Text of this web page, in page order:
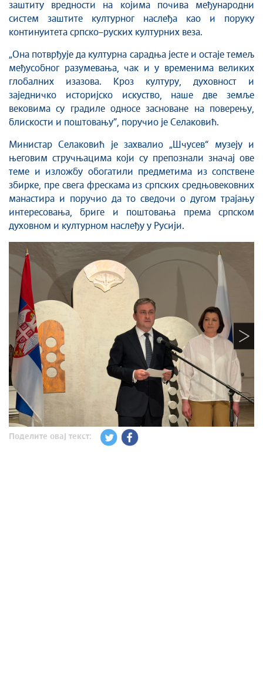
заштиту вредности на којима почива међународни
систем заштите културног наслеђа као и поруку
континуитета српско–руских културних веза.
„Она потврђује да културна сарадња јесте и остаје темељ
међусобног разумевања, чак и у временима великих
глобалних изазова. Кроз културу, духовност и
заједничко историјско искуство, наше две земље
вековима су градиле односе засноване на поверењу,
блискости и поштовању”, поручио је Селаковић.
Министар Селаковић је захвалио „Шчусев“ музеју и
његовим стручњацима који су препознали значај ове
теме и изложбу обогатили предметима из сопствене
збирке, пре свега фрескама из српских средњовековних
манастира и поручио да тo сведочи о дугом трајању
интересовања, бриге и поштовања према српском
духовном и културном наслеђу у Русији.
Поделите овај текст: